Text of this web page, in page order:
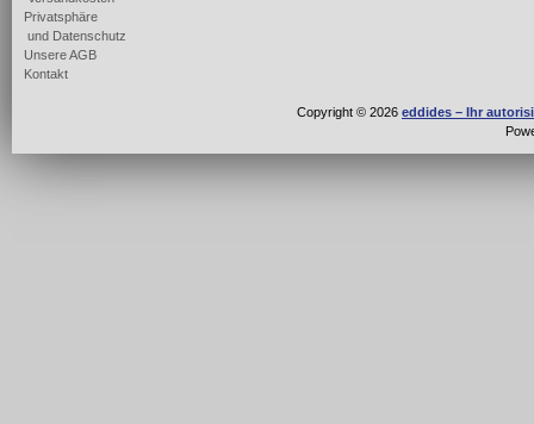
Privatsphäre
und Datenschutz
Unsere AGB
Kontakt
Copyright © 2026 eddides – Ihr